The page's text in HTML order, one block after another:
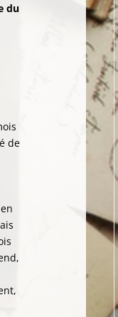
du
de